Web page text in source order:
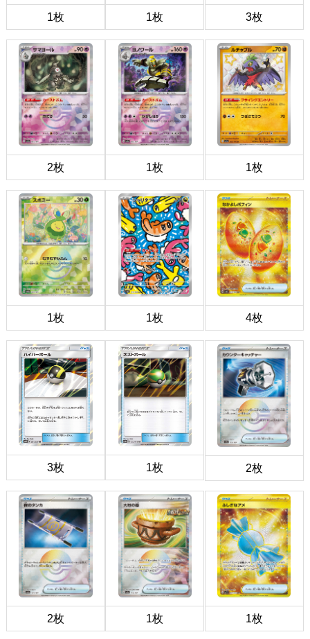
1枚 1枚 3枚
2枚 1枚 1枚
1枚 1枚 4枚
3枚 1枚 2枚
2枚 1枚 1枚